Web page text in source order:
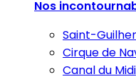
Nos
Saint-
Cirque de
Canal du Midi